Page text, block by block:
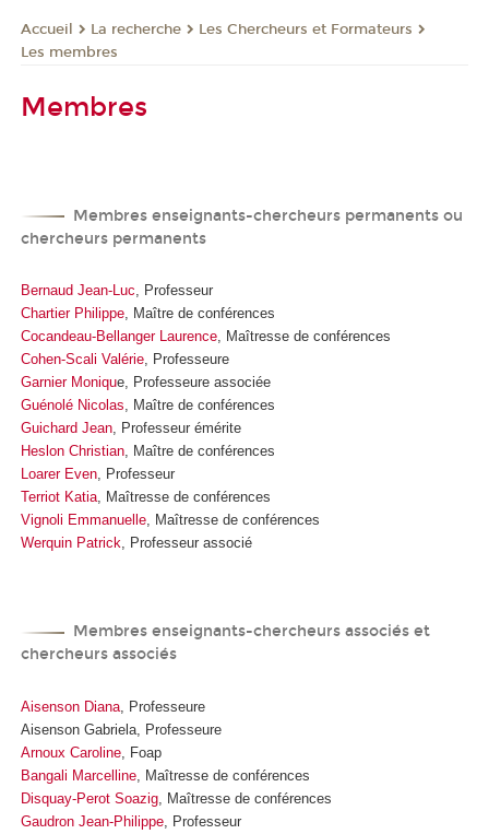
Accueil La recherche
Les Chercheurs et Formateurs
Les membres
Membres
Membres enseignants-chercheurs permanents ou
chercheurs permanents
Bernaud Jean-Luc, Professeur
Chartier Philippe, Maître de conférences
Cocandeau-Bellanger Laurence, Maîtresse de conférences
Cohen-Scali Valérie, Professeure
Garnier Monique, Professeure associée
Guénolé Nicolas, Maître de conférences
Guichard Jean, Professeur émérite
Heslon Christian, Maître de conférences
Loarer Even, Professeur
Terriot Katia, Maîtresse de conférences
Vignoli Emmanuelle, Maîtresse de conférences
Werquin Patrick, Professeur associé
Membres enseignants-chercheurs associés et
chercheurs associés
Aisenson Diana , Professeure
Aisenson Gabriela, Professeure
Arnoux Caroline
Foap
Bangali Marcelline , Maîtresse de conférences
Disquay-Perot Soazig
Maîtresse de conférences
Gaudron Jean-Philippe , Professeur